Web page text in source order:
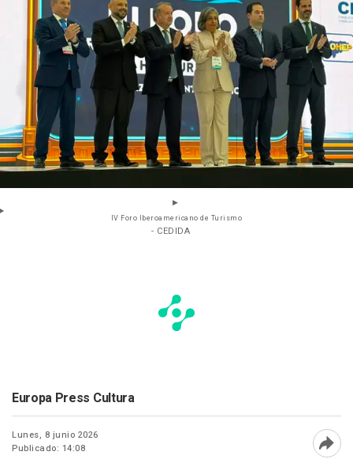
IV Foro Iberoamericano de Turismo
- CEDIDA
Europa Press Cultura
Lunes, 8 junio 2026
Publicado: 14:08